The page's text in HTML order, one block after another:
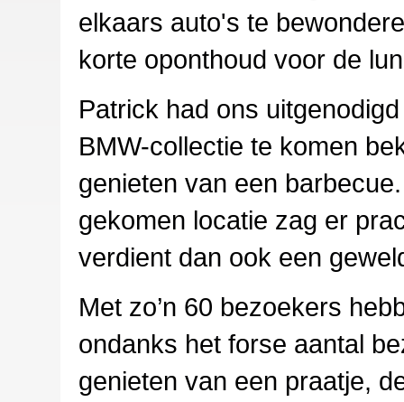
elkaars auto's te
korte oponthoud voor de
Patrick had ons
BMW-collectie te komen
genieten van een
gekomen locatie zag er
verdient dan ook een
Met zo’n 60 bezoekers
ondanks het forse aantal
genieten van een praatje,